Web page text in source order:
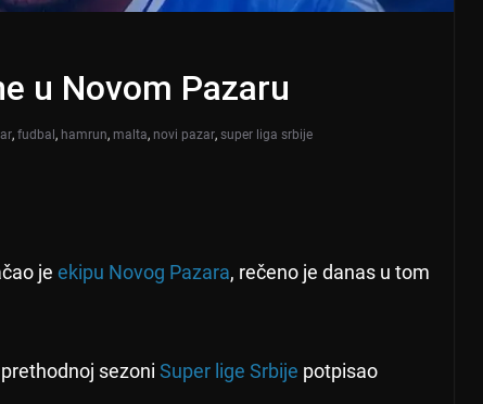
u Novom Pazaru
, fudbal, hamrun, malta, novi pazar, super liga srbije
je ekipu Novog Pazara, rečeno je danas u tom
sezoni Super lige Srbije potpisao